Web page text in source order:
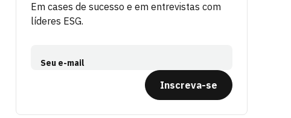
Em cases de sucesso e em entrevistas com
líderes ESG.
Seu e-mail
Inscreva-se